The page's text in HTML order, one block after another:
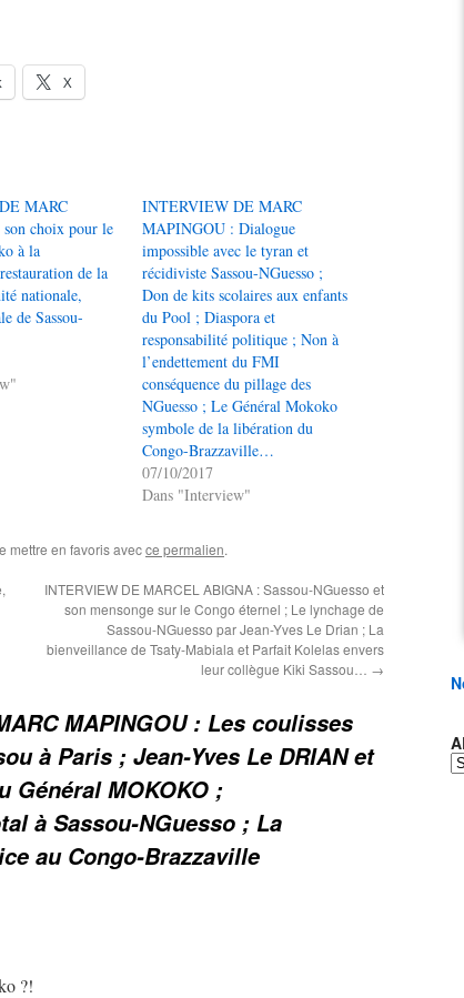
X
MARC
choix pour le
à la
de la
nationale,
de Sassou-
INTERVIEW DE MARC
MAPINGOU : Dialogue
impossible avec le tyran et
récidiviste Sassou-NGuesso ;
Don de kits scolaires aux enfants
du Pool ; Diaspora et
responsabilité politique ; Non à
l’endettement du FMI
conséquence du pillage des
NGuesso ; Le Général Mokoko
symbole de la libération du
Congo-Brazzaville…
07/10/2017
Dans "Interview"
mettre en favoris avecce permalien.
INTERVIEW DE MARCEL ABIGNA : Sassou-NGuesso et
son mensonge sur le Congo éternel ; Le lynchage de
Sassou-NGuesso par Jean-Yves Le Drian ; La
bienveillance de Tsaty-Mabiala et Parfait Kolelas envers
leur collègue Kiki Sassou… →
MAPINGOU : Les coulisses
à Paris ; Jean-Yves Le DRIAN et
MOKOKO ;
à Sassou-NGuesso ; La
au Congo-Brazzaville
?!